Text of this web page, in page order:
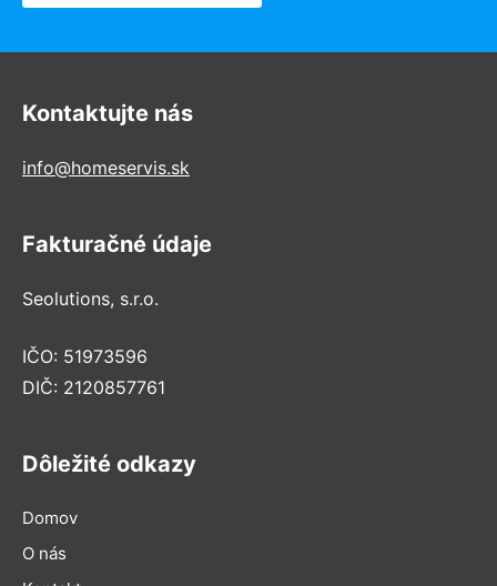
Kontaktujte nás
info@homeservis.sk
Fakturačné údaje
Seolutions, s.r.o.
IČO: 51973596
DIČ: 2120857761
Dôležité odkazy
Domov
O nás